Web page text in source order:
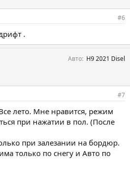
#6
.
Авто H9 2021 Disel
#7
лето. Мне нравится, режим
при нажатии в пол. (После
при залезании на бордюр.
только по снегу и Авто по